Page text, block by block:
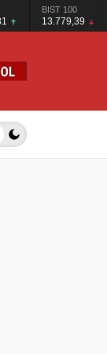
BIST 100
13.779,39